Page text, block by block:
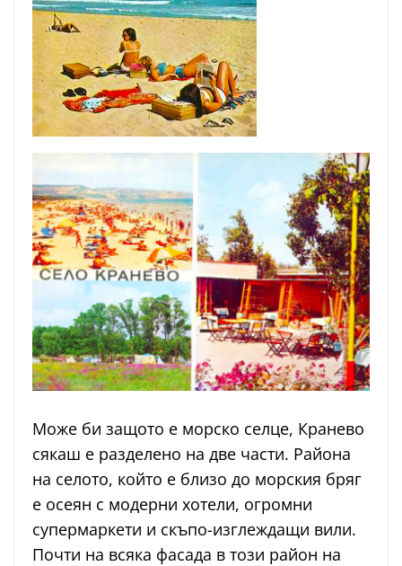
Може би защото е морско селце, Кранево
сякаш е разделено на две части. Района
на селото, който е близо до морския бряг
е осеян с модерни хотели, огромни
супермаркети и скъпо-изглеждащи вили.
Почти на всяка фасада в този район на